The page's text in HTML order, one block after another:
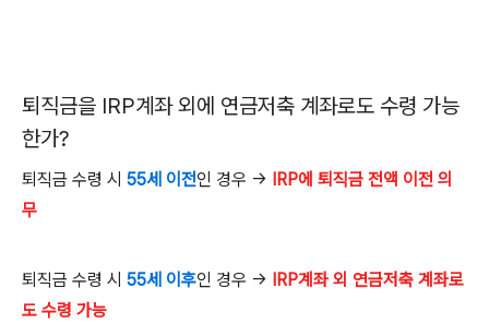
퇴직금을 IRP계좌 외에 연금저축 계좌로도 수령 가능
한가?
퇴직금 수령 시 55세 이전인 경우 → IRP에 퇴직금 전액 이전 의
무
퇴직금 수령 시 55세 이후인 경우 → IRP계좌 외 연금저축 계좌로
도 수령 가능